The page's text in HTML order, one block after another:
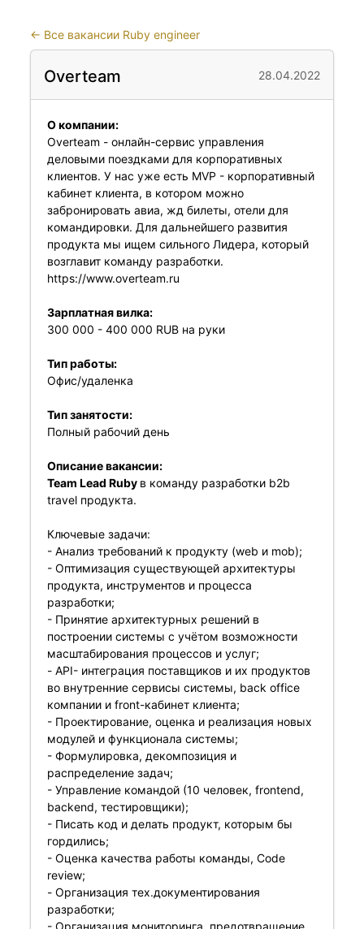
← Все вакансии Ruby engineer
Overteam 28.04.2022
О компании:
Overteam - онлайн-сервис управления
деловыми поездками для корпоративных
клиентов. У нас уже есть MVP - корпоративный
кабинет клиента, в котором можно
забронировать авиа, жд билеты, отели для
командировки. Для дальнейшего развития
продукта мы ищем сильного Лидера, который
возглавит команду разработки.
https://www.overteam.ru
Зарплатная вилка:
300 000 - 400 000 RUB на руки
Тип работы:
Офис/удаленка
Тип занятости:
Полный рабочий день
Описание вакансии:
Team Lead Ruby в команду разработки b2b
travel продукта.
Ключевые задачи:
- Анализ требований к продукту (web и mob);
- Оптимизация существующей архитектуры
продукта, инструментов и процесса
разработки;
- Принятие архитектурных решений в
построении системы с учётом возможности
масштабирования процессов и услуг;
- API- интеграция поставщиков и их продуктов
во внутренние сервисы системы, back office
компании и front-кабинет клиента;
- Проектирование, оценка и реализация новых
модулей и функционала системы;
- Формулировка, декомпозиция и
распределение задач;
- Управление командой (10 человек, frontend,
backend, тестировщики);
- Писать код и делать продукт, которым бы
гордились;
- Оценка качества работы команды, Code
review;
- Организация тех.документирования
разработки;
- Организация мониторинга, предотвращение